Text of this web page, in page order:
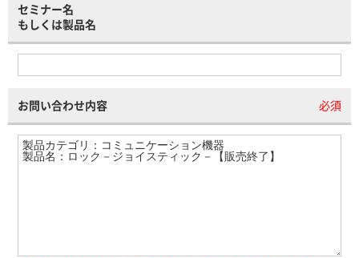
セミナー名
もしくは製品名
お問い合わせ内容 必須